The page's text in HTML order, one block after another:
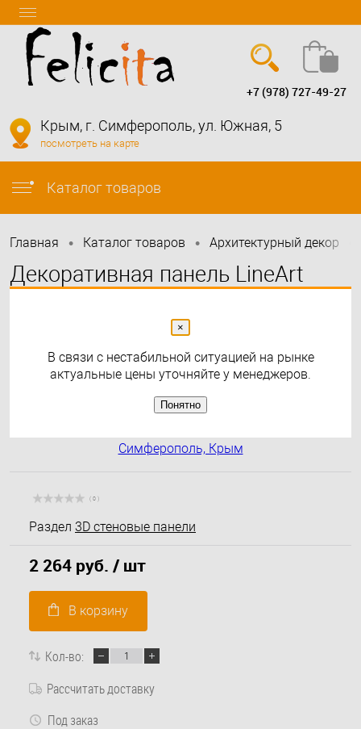
info@felicita-crimea.ru
+7 (978) 727-49-27
Крым, г. Симферополь, ул. Южная, 5
посмотреть на карте
Каталог товаров
Главная • Каталог товаров • Архитектурный декор
Декоративная панель LineArt
( 0 )
Раздел 3D стеновые панели
2 264 руб. / шт
В корзину
Кол-во:
Рассчитать доставку
Под заказ
×
В связи с нестабильной ситуацией на рынке
актуальные цены уточняйте у менеджеров.
Понятно